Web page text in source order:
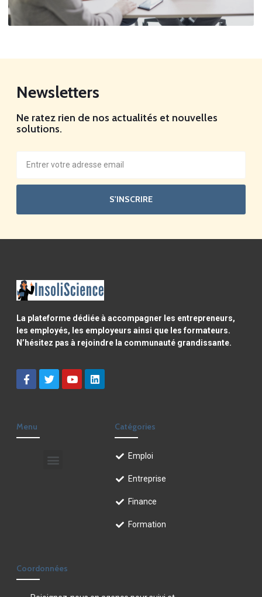
Newsletters
Ne ratez rien de nos actualités et nouvelles
solutions.
S'INSCRIRE
La plateforme dédiée à accompagner les entrepreneurs,
les employés, les employeurs ainsi que les formateurs.
N’hésitez pas à rejoindre la communauté grandissante.
Menu Catégories
Emploi
Entreprise
Finance
Formation
Coordonnées